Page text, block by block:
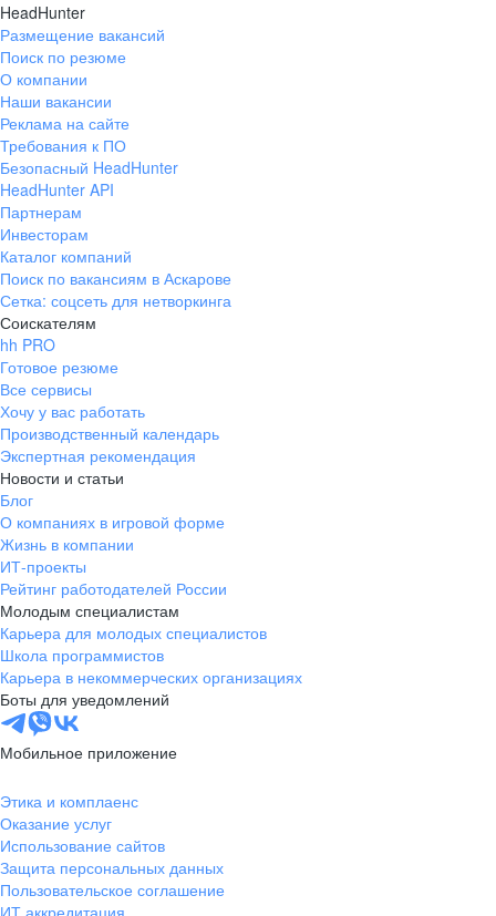
HeadHunter
Размещение вакансий
Поиск по резюме
О компании
Наши вакансии
Реклама на сайте
Требования к ПО
Безопасный HeadHunter
HeadHunter API
Партнерам
Инвесторам
Каталог компаний
Поиск по вакансиям в Аскарове
Сетка: соцсеть для нетворкинга
Соискателям
hh PRO
Готовое резюме
Все сервисы
Хочу у вас работать
Производственный календарь
Экспертная рекомендация
Новости и статьи
Блог
О компаниях в игровой форме
Жизнь в компании
ИТ-проекты
Рейтинг работодателей России
Молодым специалистам
Карьера для молодых специалистов
Школа программистов
Карьера в некоммерческих организациях
Боты для уведомлений
Мобильное приложение
Этика и комплаенс
Оказание услуг
Использование сайтов
Защита персональных данных
Пользовательское соглашение